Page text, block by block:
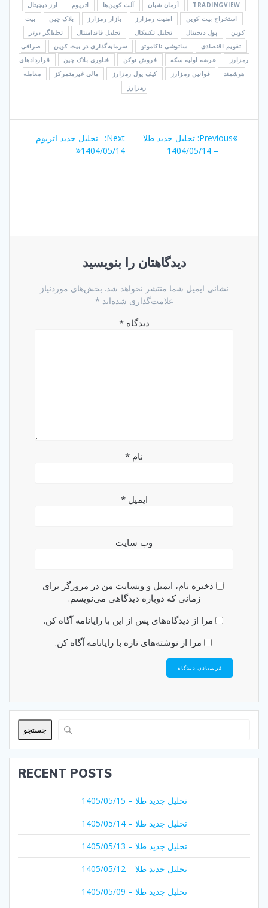
TRADINGVIEW
آرمان شبان آلت کوین‌ها اتریوم
ارز دیجیتال
استخراج بیت کوین
امنیت رمزارز بازار رمزارز بلاک چین
بیت
کوین
پول دیجیتال تحلیل تکنیکال تحلیل فاندامنتال
تحلیلگر برتر
تقویم اقتصادی
ساتوشی ناکاموتو سرمایه‌گذاری در بیت کوین
صرافی
رمزارز
عرضه اولیه سکه فروش توکن فناوری بلاک چین
قراردادهای
هوشمند
قوانین رمزارز کیف پول رمزارز مالی غیرمتمرکز
معامله
رمزارز
راهبری
نوشته
Previous:
Previous
post:
تحلیل جدید طلا
– 1404/05/14
Next:
Next
post:
تحلیل جدید اتریوم –
1404/05/14
دیدگاهتان را بنویسید
نشانی ایمیل شما منتشر نخواهد شد. بخش‌های موردنیاز
علامت‌گذاری شده‌اند *
دیدگاه*
نام *
ایمیل*
وب‌ سایت
ذخیره نام، ایمیل و وبسایت من در مرورگر برای
زمانی که دوباره دیدگاهی می‌نویسم.
مرا از دیدگاه‌های پس از این با رایانامه آگاه کن.
مرا از نوشته‌های تازه با رایانامه آگاه کن.
جستجو
RECENT POSTS
تحلیل جدید طلا – 1405/05/15
تحلیل جدید طلا – 1405/05/14
تحلیل جدید طلا – 1405/05/13
تحلیل جدید طلا – 1405/05/12
تحلیل جدید طلا – 1405/05/09